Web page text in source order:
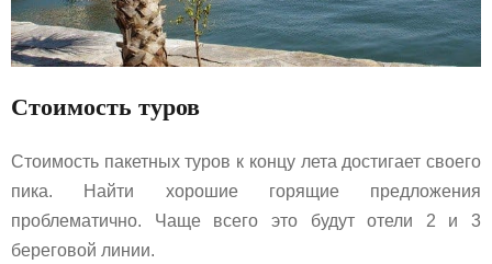
Стоимость туров
Стоимость пакетных туров к концу лета достигает своего
пика. Найти хорошие горящие предложения
проблематично. Чаще всего это будут отели 2 и 3
береговой линии.